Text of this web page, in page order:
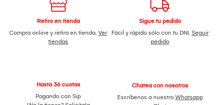
Retiro en tienda
Compra online y retira en tienda. Ver
tiendas
Sigue tu pedido
Fácil y rápido sólo con tu DNI. Seguir
pedido
Hasta 36 cuotas
Pagando con Sip
Chatea con nosotros
Escríbenos a nuestro Whatsapp